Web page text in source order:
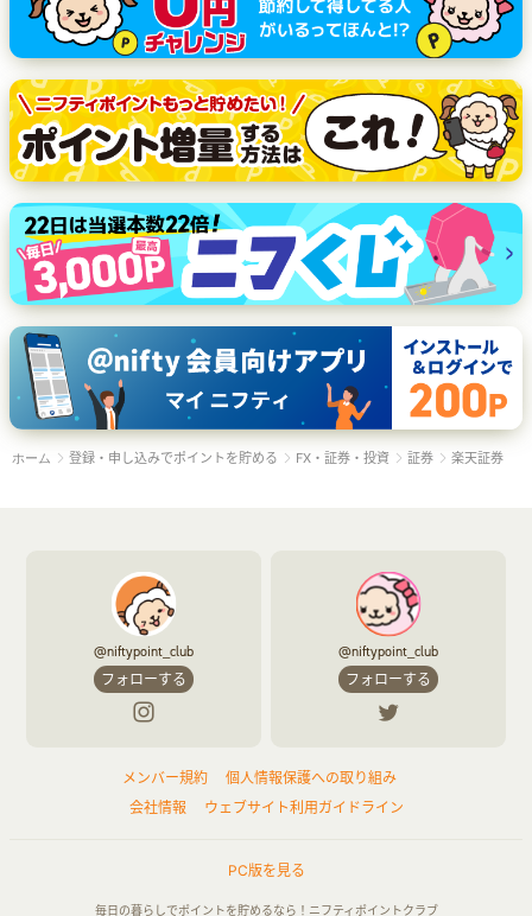
ホーム 登録・申し込みでポイントを貯める FX・証券・投資 証券 楽天証券
@niftypoint_club
フォローする
@niftypoint_club
フォローする
メンバー規約
個人情報保護への取り組み
会社情報
ウェブサイト利用ガイドライン
PC版を見る
毎日の暮らしでポイントを貯めるなら！ニフティポイントクラブ